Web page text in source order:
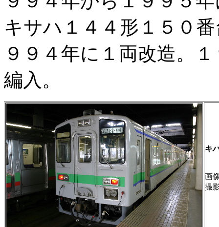
キサハ１４４形１５０
９９４年に１両改造。
編入。
キ
画
撮